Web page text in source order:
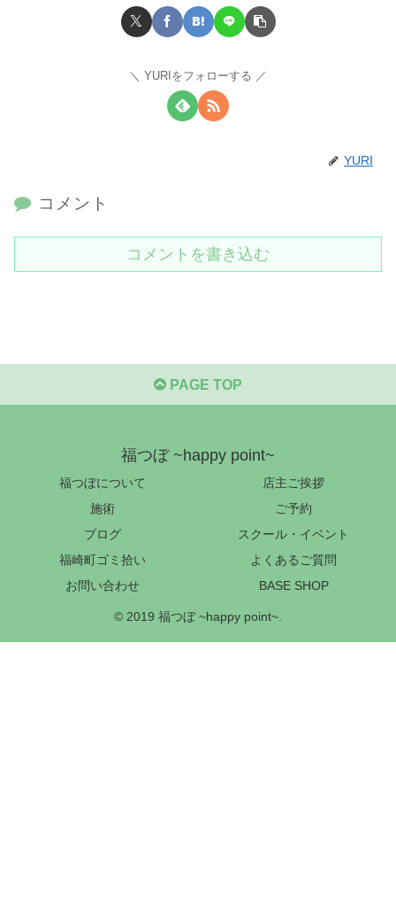
YURIをフォローする
YURI
コメント
コメントを書き込む
PAGE TOP
福つぼ ~happy point~
福つぼについて
店主ご挨拶
施術
ご予約
ブログ
スクール・イベント
福崎町ゴミ拾い
よくあるご質問
お問い合わせ
BASE SHOP
© 2019 福つぼ ~happy point~.